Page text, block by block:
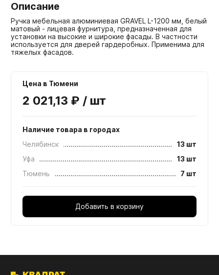
Описание
Ручка мебельная алюминиевая GRAVEL L-1200 мм, белый
матовый - лицевая фурнитура, предназначенная для
установки на высокие и широкие фасады. В частности
используется для дверей гардеробных. Применима для
тяжелых фасадов.
Цена в Тюмени
2 021,13 ₽ / шт
Наличие товара в городах
Челябинск
13 шт
Уфа
13 шт
Тюмень
7 шт
Добавить в корзину